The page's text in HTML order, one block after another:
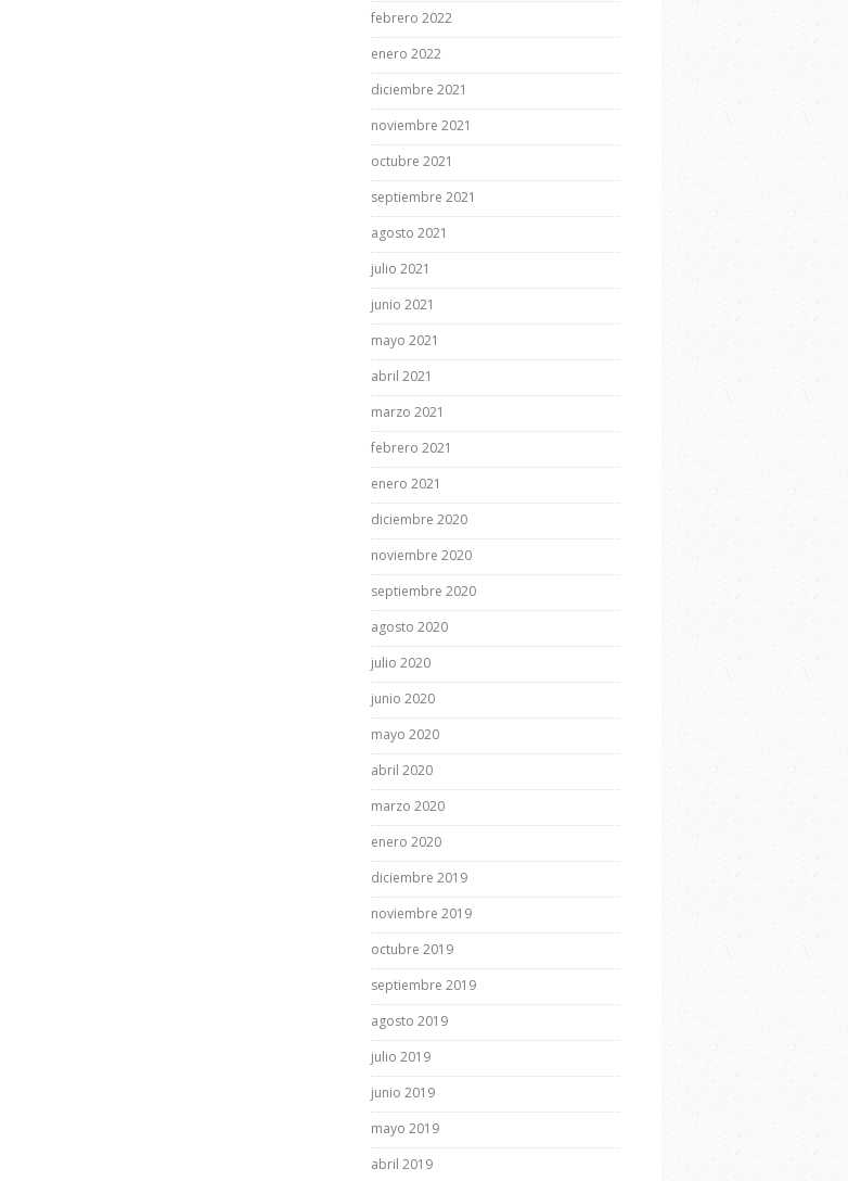
febrero 2022
enero 2022
diciembre 2021
noviembre 2021
octubre 2021
septiembre 2021
agosto 2021
julio 2021
junio 2021
mayo 2021
abril 2021
marzo 2021
febrero 2021
enero 2021
diciembre 2020
noviembre 2020
septiembre 2020
agosto 2020
julio 2020
junio 2020
mayo 2020
abril 2020
marzo 2020
enero 2020
diciembre 2019
noviembre 2019
octubre 2019
septiembre 2019
agosto 2019
julio 2019
junio 2019
mayo 2019
abril 2019